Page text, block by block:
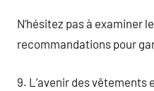
N’hésitez pas à examiner
recommandations pour
9. L’avenir des vêtements